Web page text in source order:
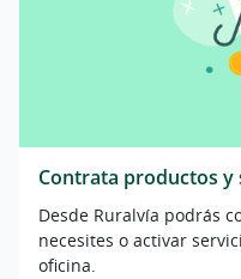
Contrata productos y
Desde Ruralvía podrás
necesites o activar
oficina.